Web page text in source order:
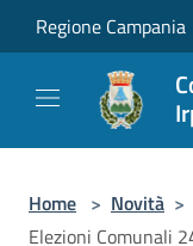
Salta al contenuto
Regione Campania
Home > Novità >
Elezioni Comunali